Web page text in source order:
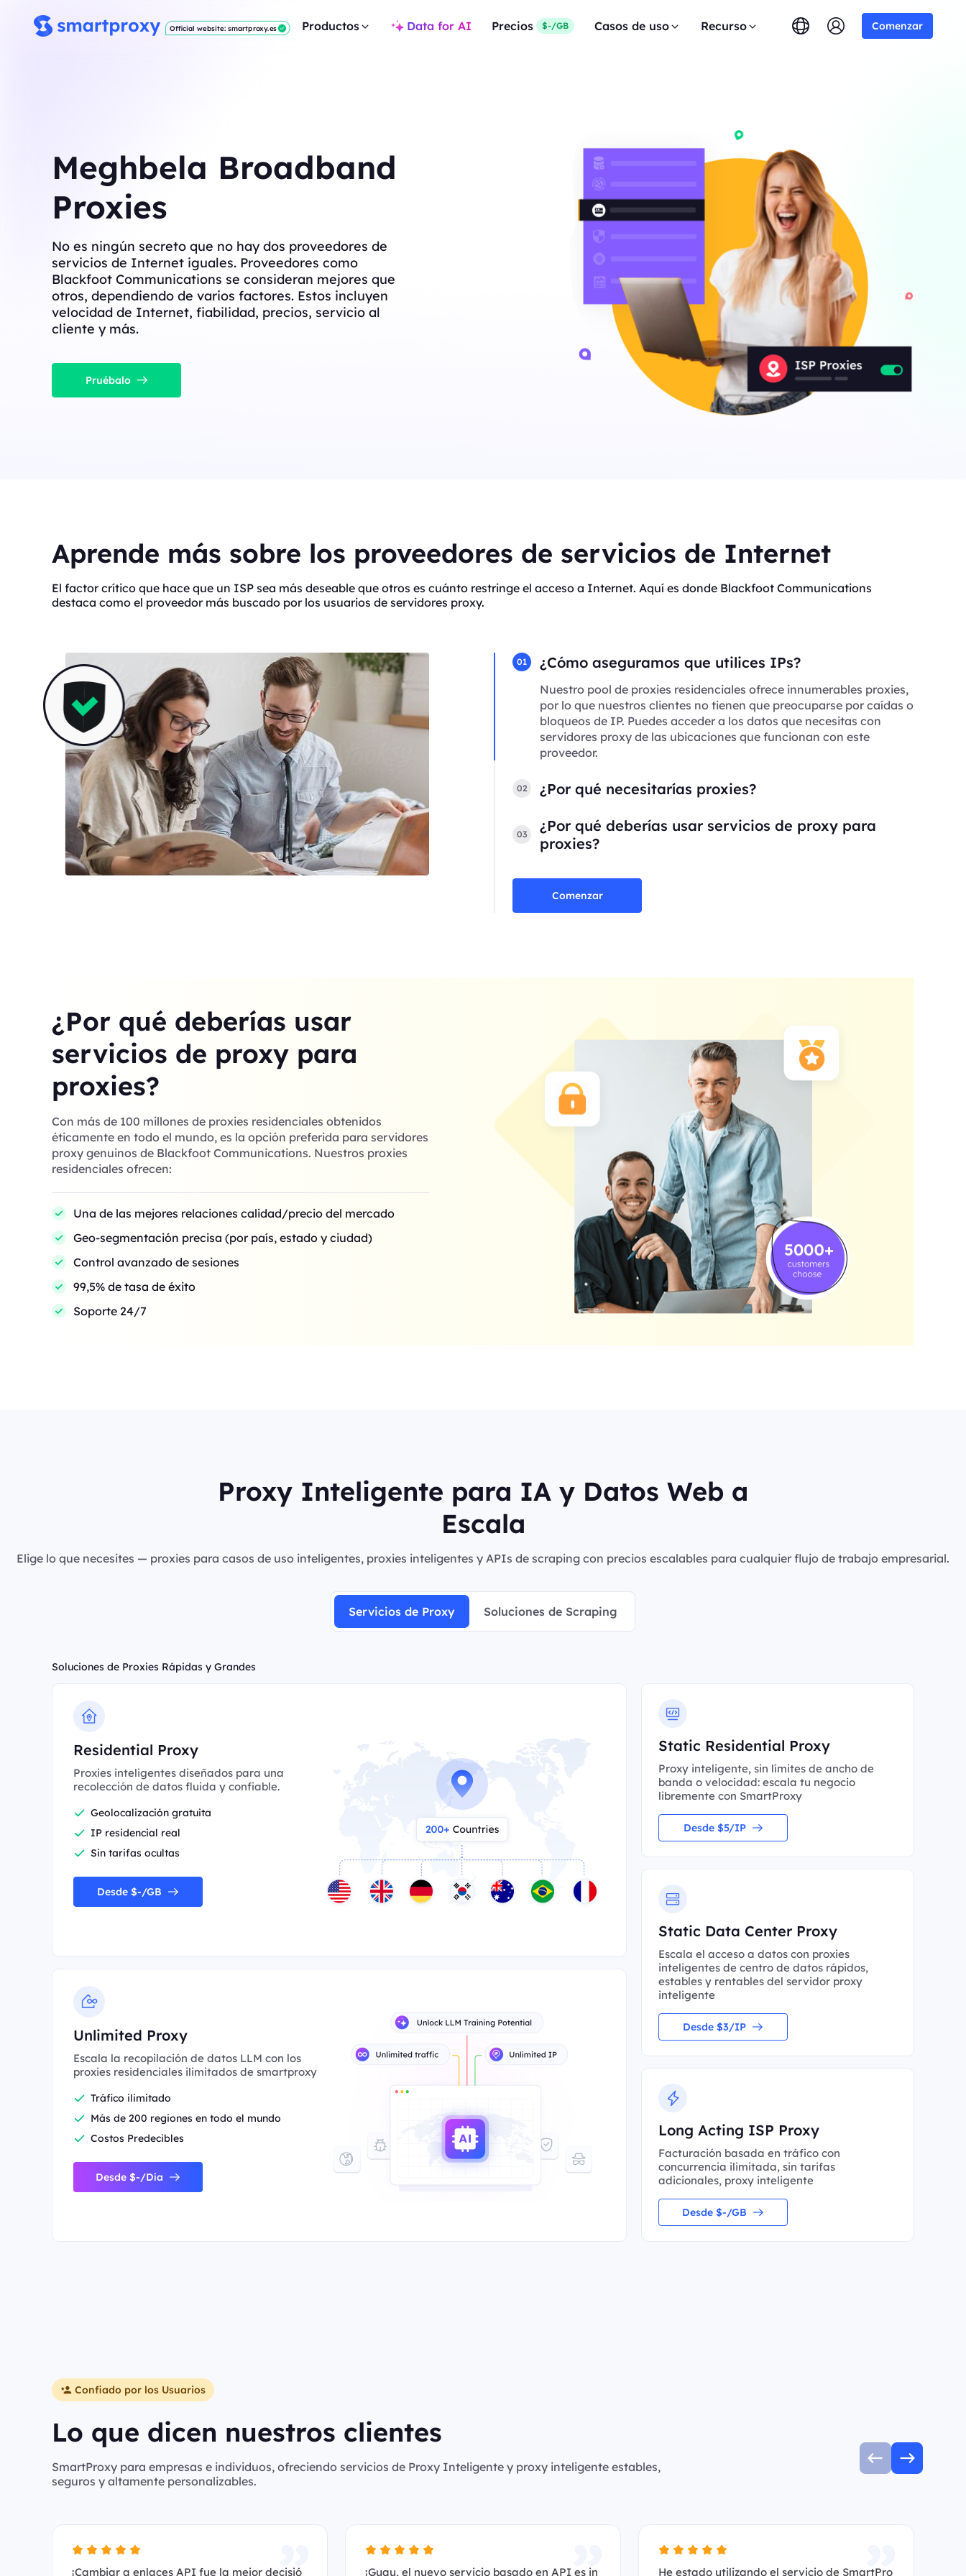
Official website: smartproxy.es Productos Data for AI Precios $-/GB Casos de uso Recurso Comenzar
Meghbela Broadband
Proxies
No es ningún secreto que no hay dos proveedores de
servicios de Internet iguales. Proveedores como
Blackfoot Communications se consideran mejores que
otros, dependiendo de varios factores. Estos incluyen
velocidad de Internet, fiabilidad, precios, servicio al
cliente y más.
Pruébalo
Aprende más sobre los proveedores de servicios de Internet
El factor crítico que hace que un ISP sea más deseable que otros es cuánto restringe el acceso a Internet. Aquí es donde Blackfoot Communications
destaca como el proveedor más buscado por los usuarios de servidores proxy.
01 ¿Cómo aseguramos que utilices IPs?
Nuestro pool de proxies residenciales ofrece innumerables proxies,
por lo que nuestros clientes no tienen que preocuparse por caídas o
bloqueos de IP. Puedes acceder a los datos que necesitas con
servidores proxy de las ubicaciones que funcionan con este
proveedor.
02 ¿Por qué necesitarías proxies?
03
¿Por qué deberías usar servicios de proxy para
proxies?
Comenzar
¿Por qué deberías usar
servicios de proxy para
proxies?
Con más de 100 millones de proxies residenciales obtenidos
éticamente en todo el mundo, es la opción preferida para servidores
proxy genuinos de Blackfoot Communications. Nuestros proxies
residenciales ofrecen:
Una de las mejores relaciones calidad/precio del mercado
Geo-segmentación precisa (por país, estado y ciudad)
Control avanzado de sesiones
99,5% de tasa de éxito
Soporte 24/7
Proxy Inteligente para IA y Datos Web a
Escala
Elige lo que necesites — proxies para casos de uso inteligentes, proxies inteligentes y APIs de scraping con precios escalables para cualquier flujo de trabajo empresarial.
Servicios de Proxy Soluciones de Scraping
Soluciones de Proxies Rápidas y Grandes
Residential Proxy
Proxies inteligentes diseñados para una
recolección de datos fluida y confiable.
Geolocalización gratuita
IP residencial real
Sin tarifas ocultas
Desde $-/GB
Unlimited Proxy
Escala la recopilación de datos LLM con los
proxies residenciales ilimitados de smartproxy
Tráfico ilimitado
Más de 200 regiones en todo el mundo
Costos Predecibles
Desde $-/Día
Static Residential Proxy
Proxy inteligente, sin límites de ancho de
banda o velocidad: escala tu negocio
libremente con SmartProxy
Desde $5/IP
Static Data Center Proxy
Escala el acceso a datos con proxies
inteligentes de centro de datos rápidos,
estables y rentables del servidor proxy
inteligente
Desde $3/IP
Long Acting ISP Proxy
Facturación basada en tráfico con
concurrencia ilimitada, sin tarifas
adicionales, proxy inteligente
Desde $-/GB
Confiado por los Usuarios
Lo que dicen nuestros clientes
SmartProxy para empresas e individuos, ofreciendo servicios de Proxy Inteligente y proxy inteligente estables,
seguros y altamente personalizables.
¡Cambiar a enlaces API fue la mejor decisió ¡Guau, el nuevo servicio basado en API es in He estado utilizando el servicio de SmartPro